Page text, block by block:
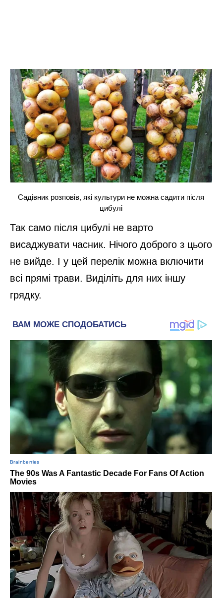
Садівник розповів, які культури не можна садити після
цибулі
Так само після цибулі не варто
висаджувати часник. Нічого доброго з цього
не вийде. І у цей перелік можна включити
всі прямі трави. Виділіть для них іншу
грядку.